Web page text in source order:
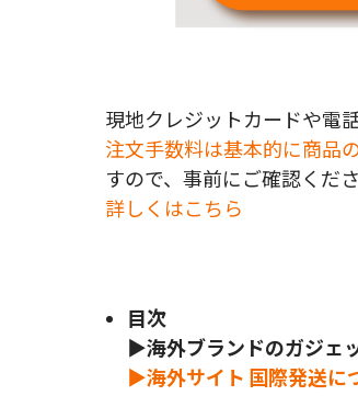
現地クレジットカードや電
注文手数料は基本的に商品
すので、事前にご確認くださ
詳しくはこちら
目次
▶海外ブランドのガジェ
▶海外サイト 国際発送に